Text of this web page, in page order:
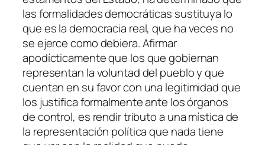
las formalidades democráticas sustituya lo
que es la democracia real, que ha veces no
se ejerce como debiera. Afirmar
apodícticamente que los que gobiernan
representan la voluntad del pueblo y que
cuentan en su favor con una legitimidad que
los justifica formalmente ante los órganos
de control, es rendir tributo a una mística de
la representación política que nada tiene